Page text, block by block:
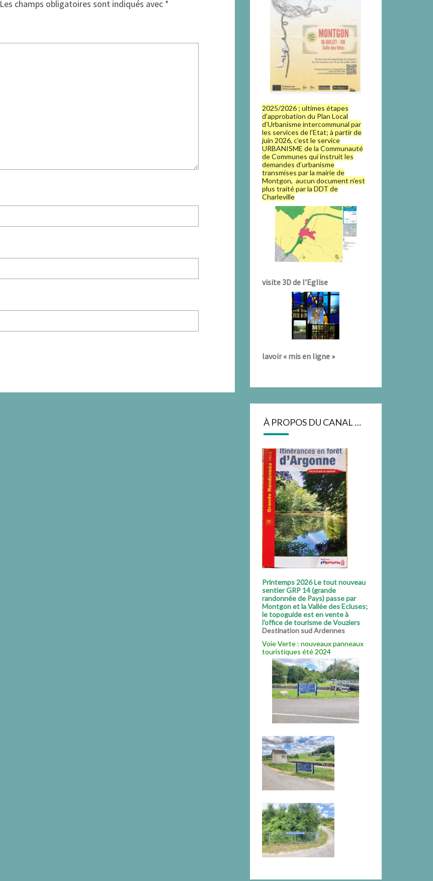
Les champs obligatoires sont indiqués avec *
2025/2026 ; ultimes étapes
d’approbation du Plan Local
d’Urbanisme intercommunal par
les services de l’Etat; à partir de
juin 2026, c’est le service
URBANISME de la Communauté
de Communes qui instruit les
demandes d’urbanisme
transmises par la mairie de
Montgon, aucun document n’est
plus traité par la DDT de
Charleville
visite 3D de l’Eglise
lavoir « mis en ligne »
À PROPOS DU CANAL …
Printemps 2026 Le tout nouveau
sentier GRP 14 (grande
randonnée de Pays) passe par
Montgon et la Vallée des Ecluses;
le topoguide est en vente à
l'office de tourisme de Vouziers
Destination sud Ardennes
Voie Verte : nouveaux panneaux
touristiques été 2024